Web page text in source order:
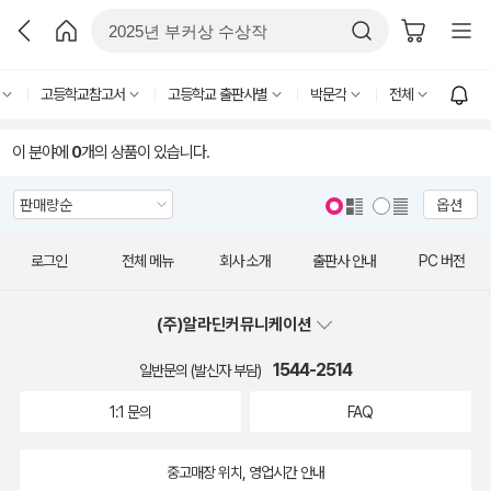
고등학교참고서 고등학교 출판사별 박문각 전체
이 분야에 0개의 상품이 있습니다.
옵션
로그인 전체 메뉴 회사 소개 출판사 안내 PC 버전
(주)알라딘커뮤니케이션
일반문의 (발신자 부담) 1544-2514
1:1 문의 FAQ
중고매장 위치, 영업시간 안내